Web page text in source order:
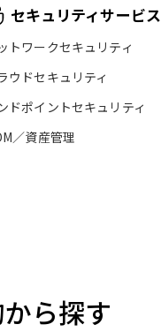
セキュリティサービス
トワークセキュリティ
ウドセキュリティ
ドポイントセキュリティ
／資産管理
ら探す